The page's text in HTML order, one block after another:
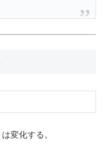
変化する。